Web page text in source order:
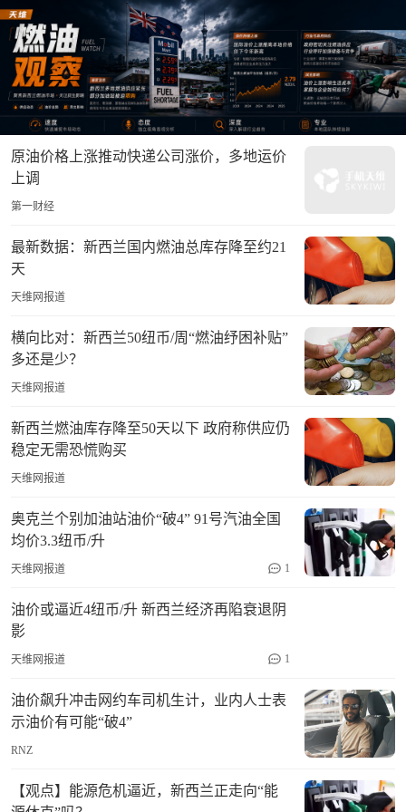
原油价格上涨推动快递公司涨价，多地运价
上调
第一财经
最新数据：新西兰国内燃油总库存降至约21
天
天维网报道
横向比对：新西兰50纽币/周“燃油纾困补贴”
多还是少？
天维网报道
新西兰燃油库存降至50天以下 政府称供应仍
稳定无需恐慌购买
天维网报道
奥克兰个别加油站油价“破4” 91号汽油全国
均价3.3纽币/升
天维网报道 1
油价或逼近4纽币/升 新西兰经济再陷衰退阴
影
天维网报道 1
油价飙升冲击网约车司机生计，业内人士表
示油价有可能“破4”
RNZ
【观点】能源危机逼近，新西兰正走向“能